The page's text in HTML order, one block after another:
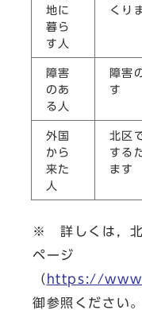
地に
暮ら
す人
くり
障害
のあ
る人
障害
す
外国
から
来た
人
北区
する
ます
※ 詳しくは，北
ページ
（ https://
御参照ください